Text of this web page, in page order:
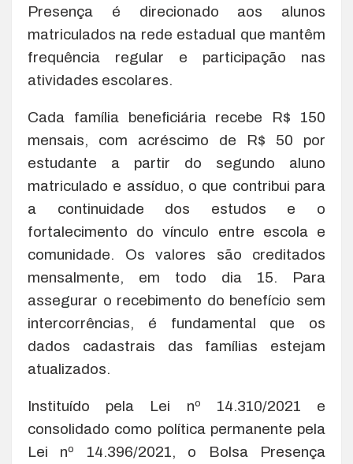
Presença é direcionado aos alunos
matriculados na rede estadual que mantêm
frequência regular e participação nas
atividades escolares.
Cada família beneficiária recebe R$ 150
mensais, com acréscimo de R$ 50 por
estudante a partir do segundo aluno
matriculado e assíduo, o que contribui para
a continuidade dos estudos e o
fortalecimento do vínculo entre escola e
comunidade. Os valores são creditados
mensalmente, em todo dia 15. Para
assegurar o recebimento do benefício sem
intercorrências, é fundamental que os
dados cadastrais das famílias estejam
atualizados.
Instituído pela Lei nº 14.310/2021 e
consolidado como política permanente pela
Lei nº 14.396/2021, o Bolsa Presença